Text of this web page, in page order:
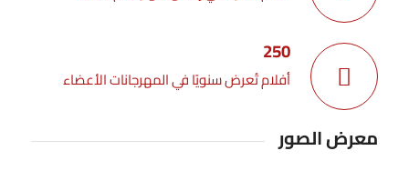
250
أفلام تُعرض سنويًا في المهرجانات الأعضاء
معرض الصور